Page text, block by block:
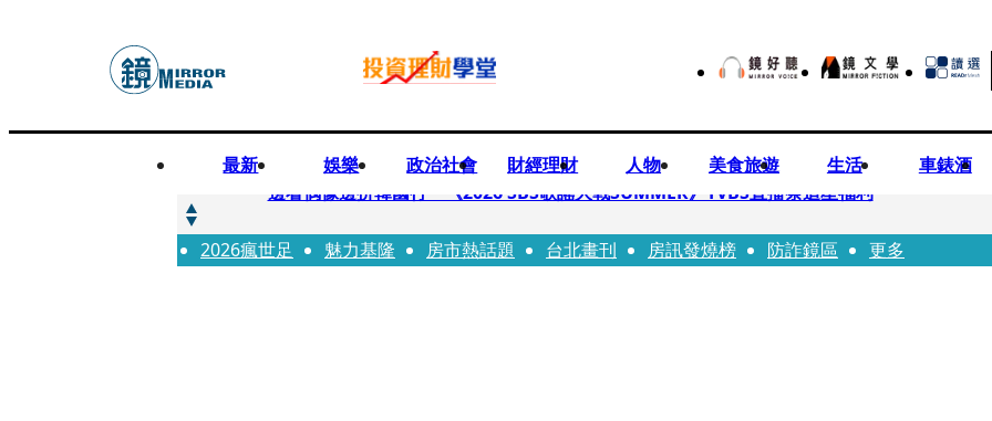
最新 娛樂 政治社會 財經理財 人物 美食旅遊 生活 車錶酒
快訊
邊看偶像邊拚韓國行 《2026 SBS歌謠大戰SUMMER》TVBS直播祭追星福利
快訊
代誌大條火急跳船？ 宏碁派任李文詳接掌兆基屋管2天就喊撤出！
2026瘋世足 魅力基隆 房市熱話題 台北畫刊 房訊發燒榜 防詐鏡區 更多